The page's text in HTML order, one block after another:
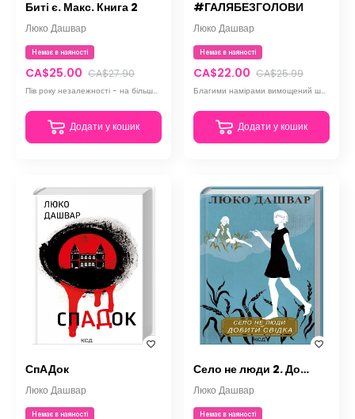
Биті є. Макс. Книга 2
Люко Дашвар
Немає в наяності
CA$25.00 CA$27.90
Пів року незалежності - на більше Макса не вистачило. Заради чого він б’ється головою у глуху стіну
Додати у кошик
#ГАЛЯБЕЗГОЛОВИ
Люко Дашвар
Немає в наяності
CA$22.00 CA$25.99
Благими намірами вимощений шлях до пекла. Галя сповна відчула сенс цього вислову.
Додати у кошик
СпАДок
Люко Дашвар
Немає в наяності
Село не люди 2. Добити свідка
Люко Дашвар
Немає в наяності